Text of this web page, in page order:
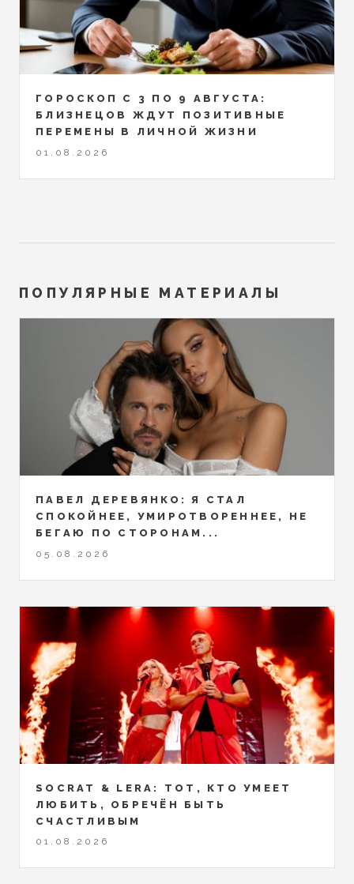
ГОРОСКОП С 3 ПО 9 АВГУСТА:
БЛИЗНЕЦОВ ЖДУТ ПОЗИТИВНЫЕ
ПЕРЕМЕНЫ В ЛИЧНОЙ ЖИЗНИ
01.08.2026
ПОПУЛЯРНЫЕ МАТЕРИАЛЫ
ПАВЕЛ ДЕРЕВЯНКО: Я СТАЛ
СПОКОЙНЕЕ, УМИРОТВОРЕННЕЕ, НЕ
БЕГАЮ ПО СТОРОНАМ...
05.08.2026
SOCRAT & LERA: ТОТ, КТО УМЕЕТ
ЛЮБИТЬ, ОБРЕЧЁН БЫТЬ
СЧАСТЛИВЫМ
01.08.2026